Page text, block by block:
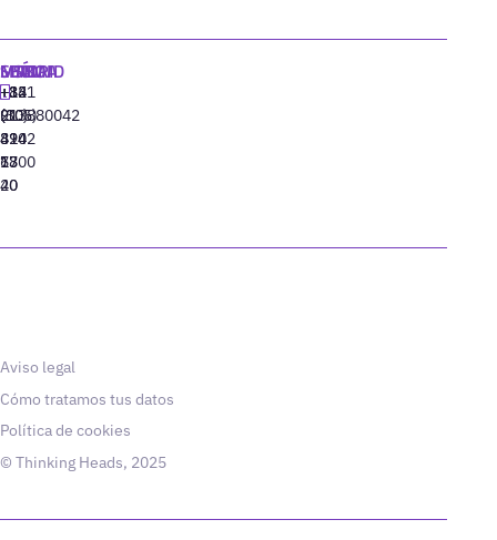
MADRID
+34
91
310
77
40
MIAMI
+1
(305)
424
13
20
SEÚL
+82
(10)
8942
6800
LISBOA
‪+351
213880042
Aviso legal
Cómo tratamos tus datos
Política de cookies
© Thinking Heads, 2025